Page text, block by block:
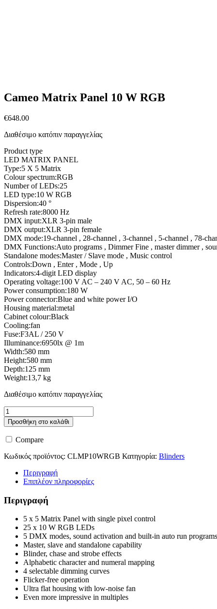
Cameo Matrix Panel 10 W RGB
€648.00
Διαθέσιμο κατόπιν παραγγελίας
Product type
LED MATRIX PANEL
Type:5 X 5 Matrix
Colour spectrum:RGB
Number of LEDs:25
LED type:10 W RGB
Dispersion:40 °
Refresh rate:8000 Hz
DMX input:XLR 3-pin male
DMX output:XLR 3-pin female
DMX mode:19-channel , 28-channel , 3-channel , 5-channel , 78-
DMX Functions:Auto programs , Dimmer Fine , master dimmer ,
Standalone modes:Master / Slave mode , Music control
Controls:Down , Enter , Mode , Up
Indicators:4-digit LED display
Operating voltage:100 V AC – 240 V AC, 50 – 60 Hz
Power consumption:180 W
Power connector:Blue and white power I/O
Housing material:metal
Cabinet colour:Black
Cooling:fan
Fuse:F3AL / 250 V
Illuminance:6950lx @ 1m
Width:580 mm
Height:580 mm
Depth:125 mm
Weight:13,7 kg
Διαθέσιμο κατόπιν παραγγελίας
Cameo
Matrix
Panel
10
W
RGB
ποσότητα
Προσθήκη στο καλάθι
Compare
Κωδικός προϊόντος: CLMP10WRGB Κατηγορία: Blinders
Περιγραφή
Επιπλέον πληροφορίες
Περιγραφή
5 x 5 Matrix Panel with single pixel control
25 x 10 W RGB LEDs
5 DMX modes, sound activation and built-in auto run programs
Master, slave and standalone capability
Blinder, chase and strobe effects
Alphabetic character and numeral mapping
4 selectable dimming curves
Flicker-free operation
Ultra flat housing with low-noise fan
Even more impressive in multiples